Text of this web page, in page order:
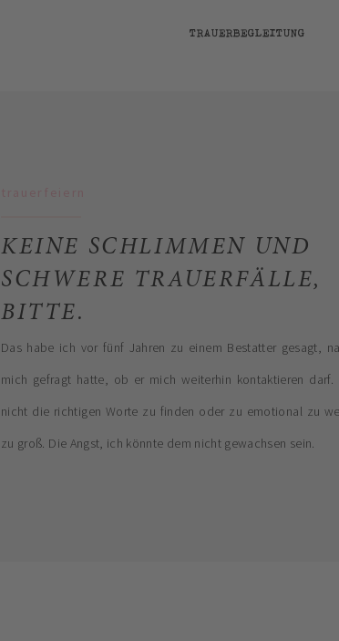
TRAUERBEGLEITUNG
Das habe ich vor fünf Jahren zu einem Bestatter gesagt,
mich gefragt hatte, ob er mich weiterhin kontaktieren darf.
nicht die richtigen Worte zu finden oder zu emotional zu
zu groß. Die Angst, ich könnte dem nicht gewachsen sein.
KEINE SCHLIMMEN UND
SCHWERE TRAUERFÄLLE,
BITTE.